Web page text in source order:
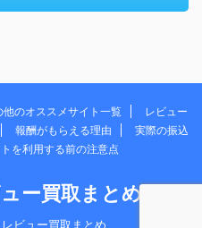
他のオススメサイト一覧
レビュー
報酬がもらえる理由
実際の振込
を利用する前の注意点
ー買取まとめ
ビュー買取まとめ